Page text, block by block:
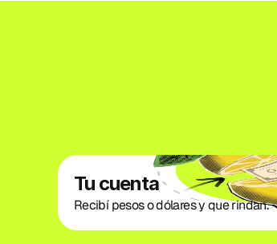
Tu cuenta
Recibí pesos o dólares y que rindan.